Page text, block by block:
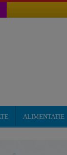
ALIMENTATIE